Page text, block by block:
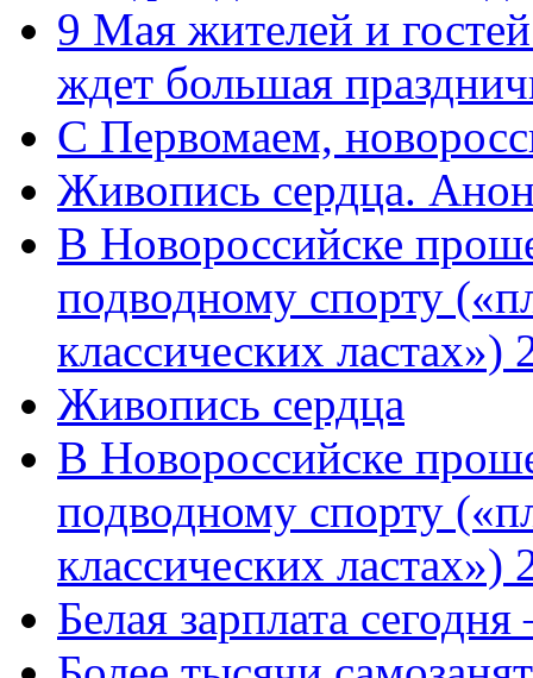
9 Мая жителей и
ждет большая
C Первомаем,
Живопись сердца.
В Новороссийске
подводному спорту
классических
Живопись сердца
В Новороссийске
подводному спорту
классических ластах»)
Белая зарплата